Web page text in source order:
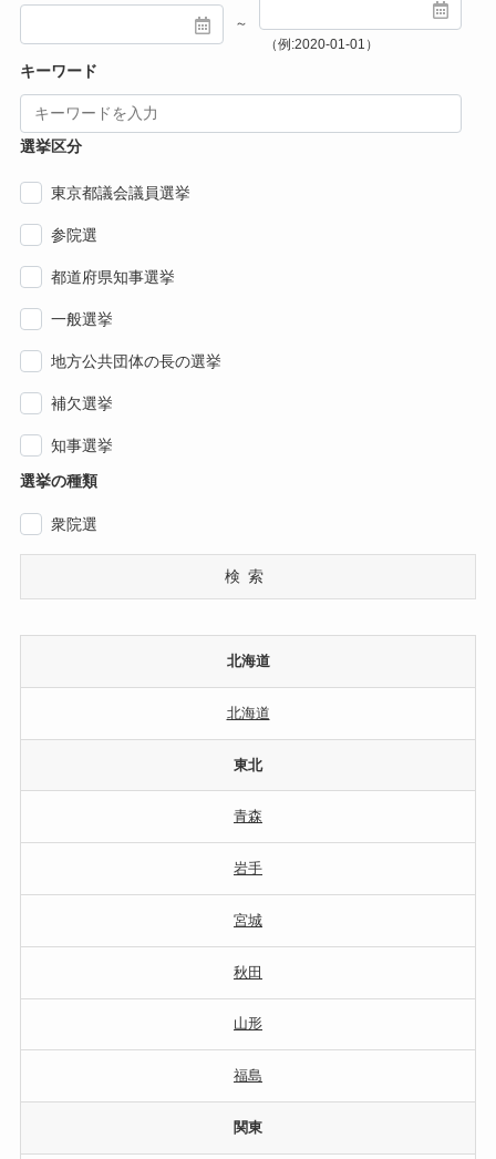
～
（例:2020-01-01）
キーワード
選挙区分
東京都議会議員選挙
参院選
都道府県知事選挙
一般選挙
地方公共団体の長の選挙
補欠選挙
知事選挙
選挙の種類
衆院選
検索
北海道
北海道
東北
青森
岩手
宮城
秋田
山形
福島
関東